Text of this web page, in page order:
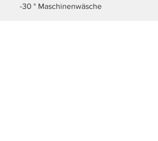
-30 ° Maschinenwäsche